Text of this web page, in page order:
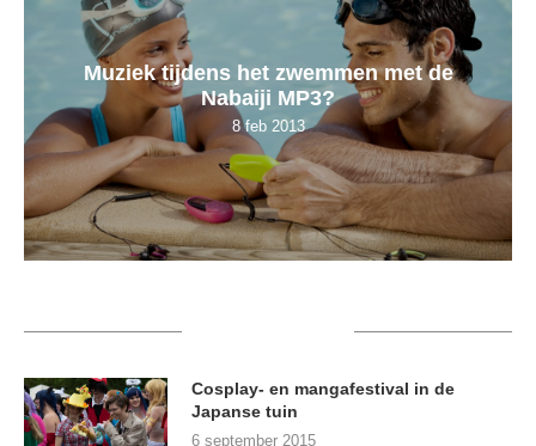
Muziek tijdens het zwemmen met de
Nabaiji MP3?
8 feb 2013
Cosplay- en mangafestival in de
Japanse tuin
6 september 2015